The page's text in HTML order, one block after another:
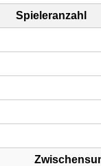
Spieleranzahl